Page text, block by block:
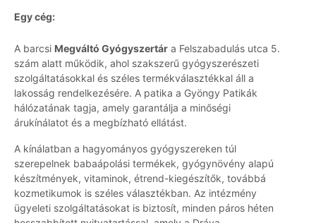
Egy cég:
A barcsi Megváltó Gyógyszertár a Felszabadulás utca 5.
szám alatt működik, ahol szakszerű gyógyszerészeti
szolgáltatásokkal és széles termékválasztékkal áll a
lakosság rendelkezésére. A patika a Gyöngy Patikák
hálózatának tagja, amely garantálja a minőségi
árukínálatot és a megbízható ellátást.
A kínálatban a hagyományos gyógyszereken túl
szerepelnek babaápolási termékek, gyógynövény alapú
készítmények, vitaminok, étrend-kiegészítők, továbbá
kozmetikumok is széles választékban. Az intézmény
ügyeleti szolgáltatásokat is biztosít, minden páros héten